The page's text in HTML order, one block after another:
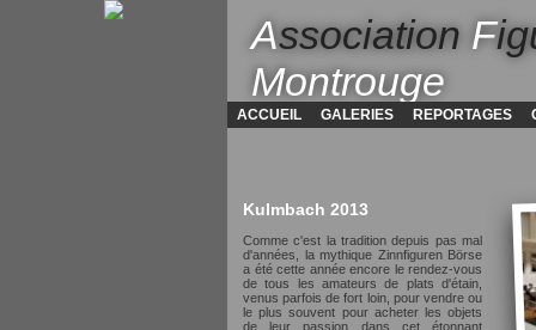
Association F
Montrouge
ACCUEIL GALERIES REPORTAGES
Kulmbach 2013
Comme c'est la tradition depuis pas mal
d'années, la mythique Zinnfiguren Börse
a été cette année encore le rendez-vous
de tous les amateurs de plats d'étain,
venus parfois de fort loin, pour vendre ou
le plus souvent pour acheter les objets
de leur passion dans cet étonnant